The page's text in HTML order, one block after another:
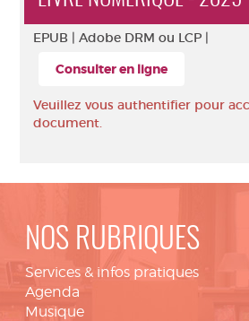
EPUB | Adobe DRM ou LCP |
Consulter en ligne
Veuillez vous authentifier pour
document.
NOS RUBRIQUES
Services & infos pratiques
Agenda
Musique